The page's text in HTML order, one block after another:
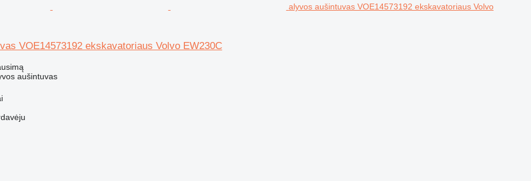
alyvos aušintuvas VOE14573192 ekskavatoriaus Volvo
VOE14573192 ekskavatoriaus Volvo EW230C
aušintuvas